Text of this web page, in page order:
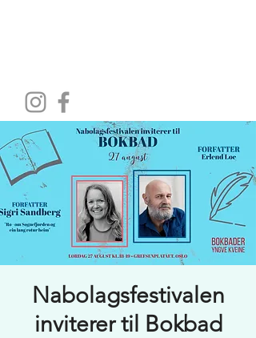
Nabolagsfestivalen
inviterer til Bokbad